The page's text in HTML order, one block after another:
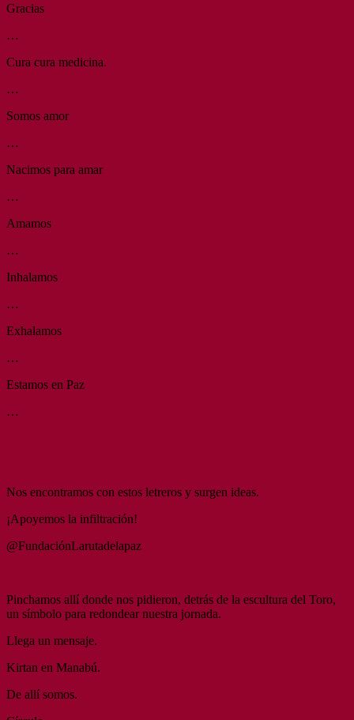
Gracias
…
Cura cura medicina.
…
Somos amor
…
Nacimos para amar
…
Amamos
…
Inhalamos
…
Exhalamos
…
Estamos en Paz
…
Nos encontramos con estos letreros y surgen ideas.
¡Apoyemos la infiltración!
@FundaciónLarutadelapaz
Pinchamos allí donde nos pidieron, detrás de la escultura del Toro,
un símbolo para redondear nuestra jornada.
Llega un mensaje.
Kirtan en Manabú.
De allí somos.